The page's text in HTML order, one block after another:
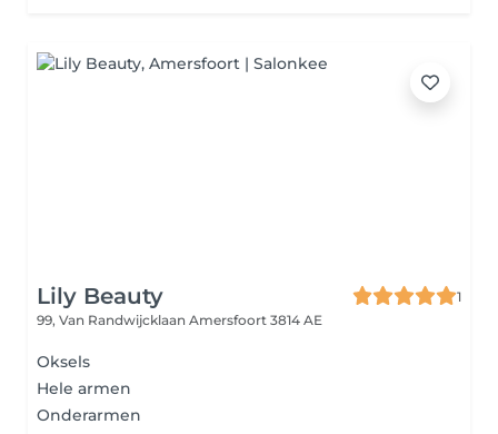
Lily Beauty
1
99, Van Randwijcklaan Amersfoort 3814 AE
Oksels
Hele armen
Onderarmen